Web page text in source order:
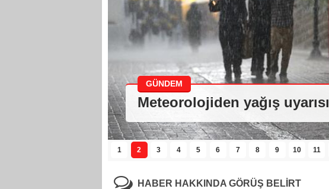
GÜNDEM
Meteorolojiden yağış uyarısı
1 2 3 4 5 6 7 8 9 10 11
HABER HAKKINDA GÖRÜŞ BELİRT